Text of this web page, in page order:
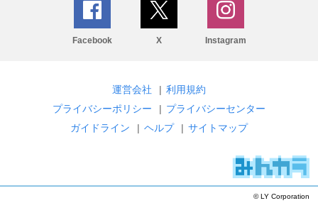
Facebook X Instagram
運営会社 | 利用規約
プライバシーポリシー
| プライバシーセンター
ガイドライン
| ヘルプ | サイトマップ
© LY Corporation